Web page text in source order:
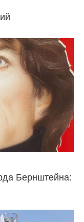
Бернштейна: